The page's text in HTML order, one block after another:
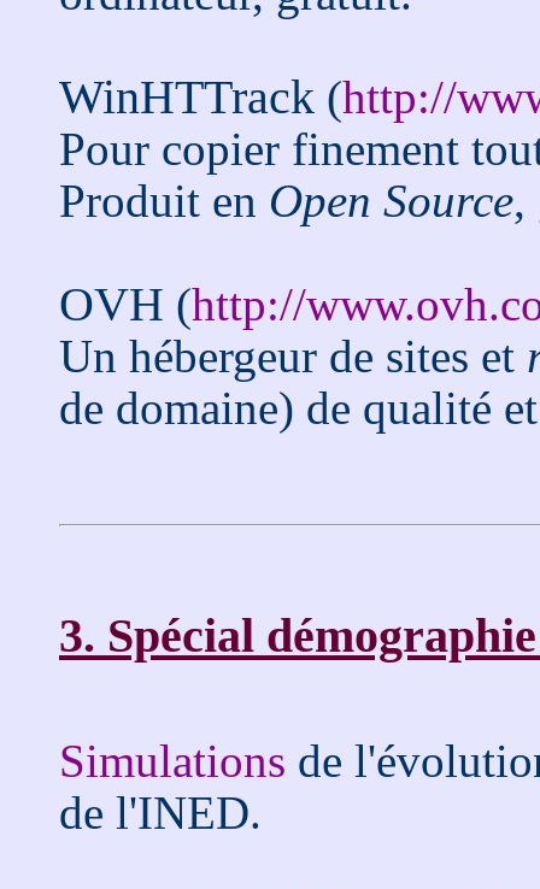
WinHTTrack (http://
Pour copier finement
Produit en Open Source,
OVH (http://
Un hébergeur de sites et
de domaine) de qualité
3. Spécial
Simulations de
de l'INED.